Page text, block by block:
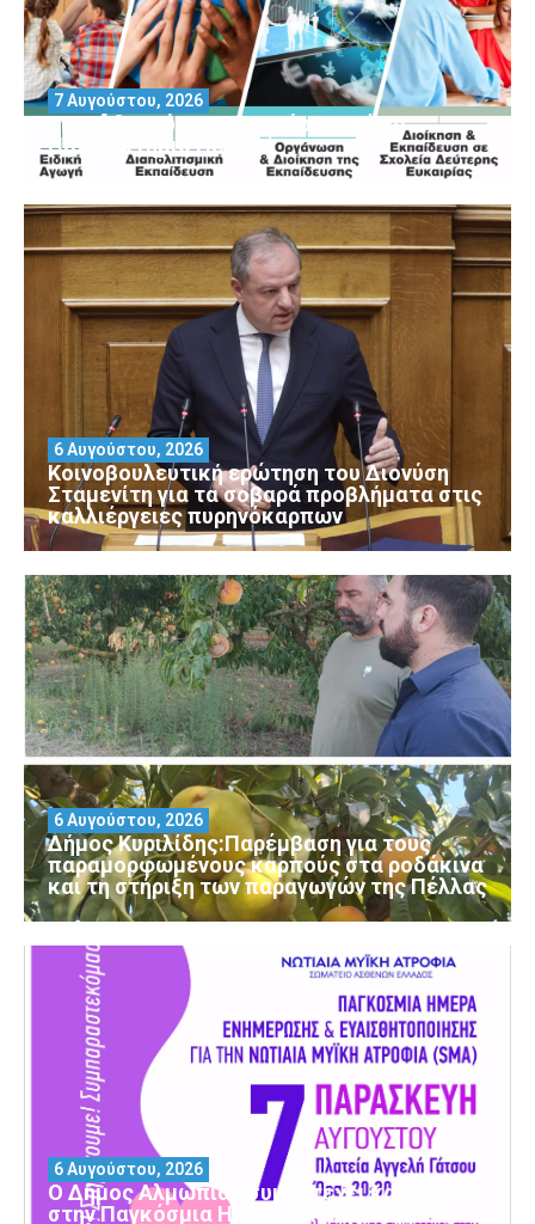
Μοριοδοτούμενα Σεμινάρια από το
Πανεπιστήμιο Πειραιά
7 Αυγούστου, 2026
Κοινοβουλευτική ερώτηση του Διονύση
Σταμενίτη για τα σοβαρά προβλήματα στις
καλλιέργειες πυρηνόκαρπων
6 Αυγούστου, 2026
Δήμος Κυριλίδης:Παρέμβαση για τους
παραμορφωμένους καρπούς στα ροδάκινα
και τη στήριξη των παραγωγών της Πέλλας
6 Αυγούστου, 2026
Ο Δήμος Αλμωπίας συμμετέχει και φέτος
στην Παγκόσμια Ημέρα Ενημέρωσης και
6 Αυγούστου, 2026